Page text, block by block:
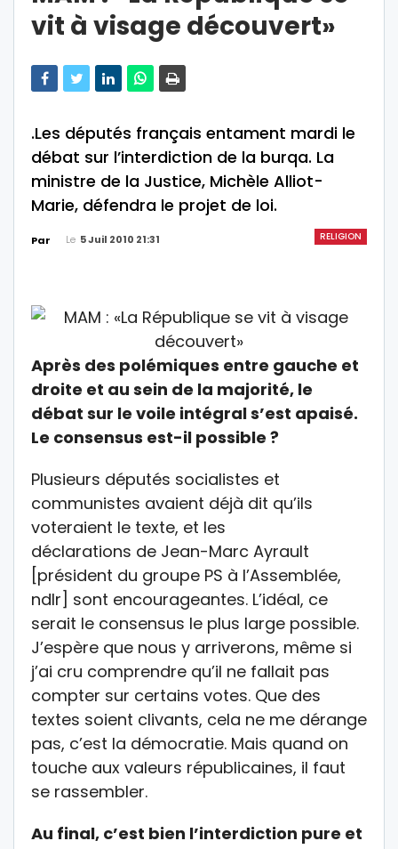
vit à visage découvert»
.Les députés français entament mardi le
débat sur l’interdiction de la burqa. La
ministre de la Justice, Michèle Alliot-
Marie, défendra le projet de loi.
RELIGION
Par Le 5 Juil 2010 21:31
Après des polémiques entre gauche et
droite et au sein de la majorité, le
débat sur le voile intégral s’est apaisé.
Le consensus est-il possible ?
Plusieurs députés socialistes et
communistes avaient déjà dit qu’ils
voteraient le texte, et les
déclarations de Jean-Marc Ayrault
[président du groupe PS à l’Assemblée,
ndlr] sont encourageantes. L’idéal, ce
serait le consensus le plus large possible.
J’espère que nous y arriverons, même si
j’ai cru comprendre qu’il ne fallait pas
compter sur certains votes. Que des
textes soient clivants, cela ne me dérange
pas, c’est la démocratie. Mais quand on
touche aux valeurs républicaines, il faut
se rassembler.
Au final, c’est bien l’interdiction pure et